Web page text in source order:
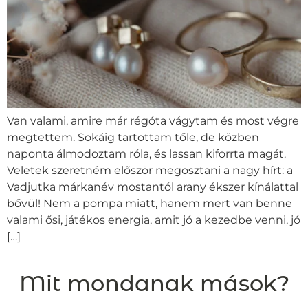
Van valami, amire már régóta vágytam és most végre
megtettem. Sokáig tartottam tőle, de közben
naponta álmodoztam róla, és lassan kiforrta magát.
Veletek szeretném először megosztani a nagy hírt: a
Vadjutka márkanév mostantól arany ékszer kínálattal
bővül! Nem a pompa miatt, hanem mert van benne
valami ősi, játékos energia, amit jó a kezedbe venni, jó
[…]
Mit mondanak mások?